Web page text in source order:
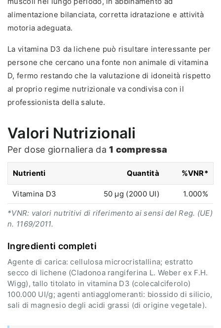
alimentazione bilanciata, corretta idratazione e attività
motoria adeguata.
La vitamina D3 da lichene può risultare interessante per
persone che cercano una fonte non animale di vitamina
D, fermo restando che la valutazione di idoneità rispetto
al proprio regime nutrizionale va condivisa con il
professionista della salute.
Valori Nutrizionali
Per dose giornaliera da1 compressa
Nutrienti Quantità %VNR*
Vitamina D3 50 µg (2000 UI) 1.000%
*VNR: valori nutritivi di riferimento ai sensi del Reg. (UE)
n. 1169/2011.
Ingredienti completi
Agente di carica: cellulosa microcristallina; estratto
secco di lichene (Cladonoa rangiferina L. Weber ex F.H.
Wigg), tallo titolato in vitamina D3 (colecalciferolo)
100.000 UI/g; agenti antiagglomeranti: biossido di silicio,
sali di magnesio degli acidi grassi (di origine vegetale).